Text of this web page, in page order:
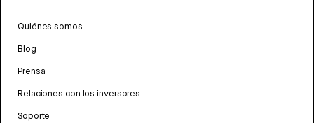
Quiénes somos
Blog
Prensa
Relaciones con los inversores
Soporte